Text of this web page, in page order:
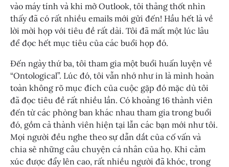
vào máy tính và khi mở Outlook, tôi thảng thốt nhìn
thấy đã có rất nhiều emails mới gửi đến! Hầu hết là về
lời mời họp với tiêu đề rất dài. Tôi đã mất một lúc lâu
để đọc hết mục tiêu của các buổi họp đó.
Đến ngày thứ ba, tôi tham gia một buổi huấn luyện về
“Ontological”. Lúc đó, tôi vẫn nhớ như in là mình hoàn
toàn không rõ mục đích của cuộc gặp đó mặc dù tôi
đã đọc tiêu đề rất nhiều lần. Có khoảng 16 thành viên
đến từ các phòng ban khác nhau tham gia trong buổi
đó, gồm cả thành viên hiện tại lẫn các bạn mới như tôi.
Mọi người đều nghe theo sự dẫn dắt của cố vấn và
chia sẻ những câu chuyện cá nhân của họ. Khi cảm
xúc được đẩy lên cao, rất nhiều người đã khóc, trong